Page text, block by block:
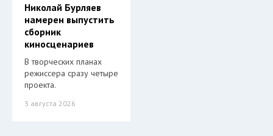
Николай Бурляев
намерен выпустить
сборник
киносценариев
В творческих планах
режиссера сразу четыре
проекта.
3 августа 2026